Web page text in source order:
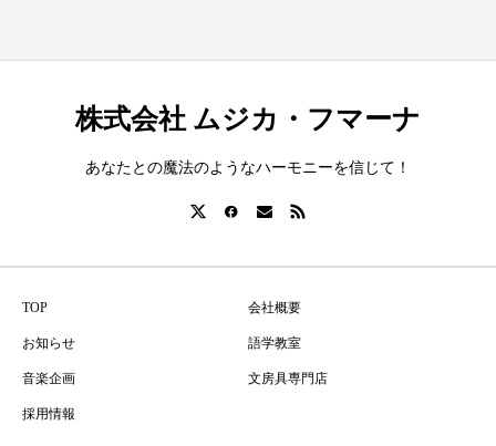
株式会社 ムジカ・フマーナ
あなたとの魔法のようなハーモニーを信じて！
TOP 会社概要
お知らせ 語学教室
音楽企画 文房具専門店
採用情報